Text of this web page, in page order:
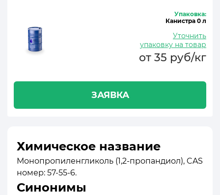
Упаковка:
Канистра 0 л
Уточнить
упаковку на товар
от 35 руб/кг
ЗАЯВКА
Химическое название
Монопропиленгликоль (1,2-пропандиол), CAS
номер: 57-55-6.
Синонимы